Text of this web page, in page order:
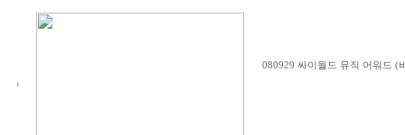
080929 싸이월드 뮤직 어워드 (